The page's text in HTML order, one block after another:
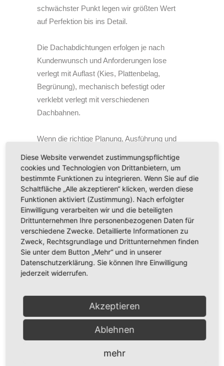
schwächster Punkt legen wir größten Wert
auf Perfektion bis ins Detail.
Die Dachabdichtungen erfolgen je nach
Kundenwunsch und Anforderungen lose
verlegt mit Auflast (Kies, Plattenbelag,
Begrünung), mechanisch befestigt oder
verklebt verlegt mit verschiedenen
Dachbahnen.
Wenn die richtige Planung, Ausführung und
halten Dächer jahrzehntelang. Wir sind ein
zukunftsorientierter und anerkannter
Meisterbetrieb mit besten Referenzen.
JETZT ANFRAGEN
Diese Website verwendet zustimmungspflichtige
cookies und Technologien von Drittanbietern, um
bestimmte Funktionen zu integrieren. Wenn Sie auf die
Schaltfläche „Alle akzeptieren“ klicken, werden diese
Funktionen aktiviert (Zustimmung). Nach erfolgter
Einwilligung verarbeiten wir und die beteiligten
Drittunternehmen Ihre personenbezogenen Daten für
verschiedene Zwecke. Detaillierte Informationen zu
Zweck, Rechtsgrundlage und Drittunternehmen finden
Sie unter dem Button „Mehr“ und in unserer
Datenschutzerklärung. Sie können Ihre Einwilligung
jederzeit widerrufen.
Akzeptieren
Ablehnen
mehr